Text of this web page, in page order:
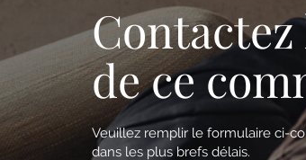
de ce
Veuillez remplir le formulaire ci-
dans les plus brefs délais.